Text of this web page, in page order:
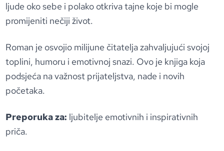
ljude oko sebe i polako otkriva tajne koje bi mogle
promijeniti nečiji život.
Roman je osvojio milijune čitatelja zahvaljujući svojoj
toplini, humoru i emotivnoj snazi. Ovo je knjiga koja
podsjeća na važnost prijateljstva, nade i novih
početaka.
Preporuka za: ljubitelje emotivnih i inspirativnih
priča.